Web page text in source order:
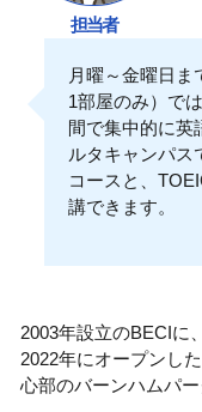
担当者
月曜～金曜日ま
1部屋のみ）で
間で集中的に英
ルタキャンパス
コースと、
講できます。
2003年設立のBECIに
2022年にオープンし
心部のバーンハムパ